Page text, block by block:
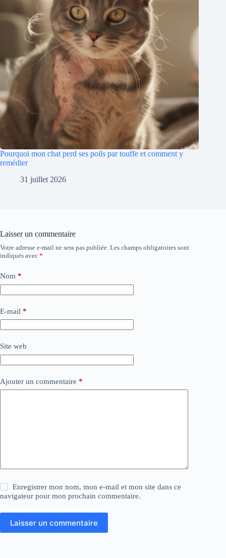
Pourquoi mon chat perd ses poils par touffe et comment y
remédier
31 juillet 2026
Laisser un commentaire
Votre adresse e-mail ne sera pas publiée. Les champs obligatoires sont
indiqués avec *
Nom *
E-mail *
Site web
Ajouter un commentaire *
Enregistrer mon nom, mon e-mail et mon site dans ce
navigateur pour mon prochain commentaire.
Laisser un commentaire